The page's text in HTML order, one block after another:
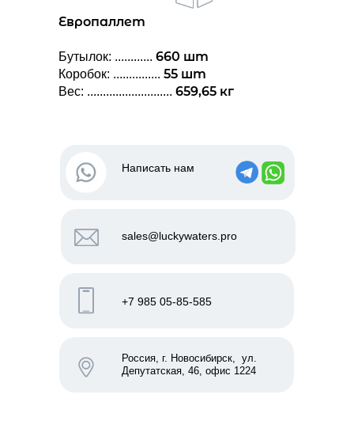
Европаллет
Бутылок: ............ 660 шт
Коробок: ............... 55 шт
Вес: ........................... 659,65 кг
Написать нам
sales@luckywaters.pro
Россия, г. Новосибирск, ул.
Депутатская, 46, офис 1224
+7 985 05-85-585